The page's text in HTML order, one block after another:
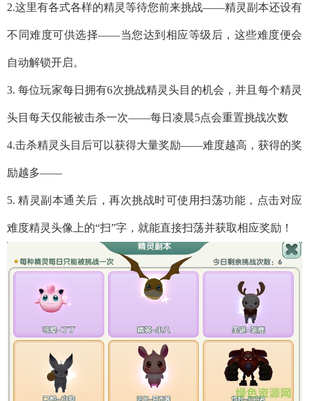
2.这里有各式各样的精灵等待您前来挑战——精灵副本还设有
不同难度可供选择——当您达到相应等级后，这些难度便会
自动解锁开启。
3. 每位玩家每日拥有6次挑战精灵头目的机会，并且每个精灵
头目每天仅能被击杀一次——每日凌晨5点会重置挑战次数
4.击杀精灵头目后可以获得大量奖励——难度越高，获得的奖
励越多——
5. 精灵副本通关后，再次挑战时可使用扫荡功能，点击对应
难度精灵头像上的“扫”字，就能直接扫荡并获取相应奖励！